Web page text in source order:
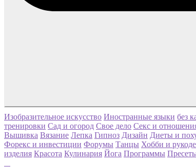
Изобразительное искусство Иностранные языки без
тренировки Сад и огород Свое дело Секс и
Вышивка Вязание Лепка Гипноз Дизайн Диеты и
Форекс и инвестиции Форумы Танцы Хобби и
изделия Красота Кулинария Йога Программы